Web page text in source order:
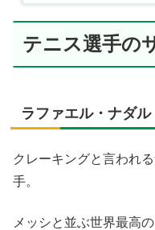
テニス選手の
ラファエル・ナダル
クレーキングと言われ
手。
メッシと並ぶ世界最高